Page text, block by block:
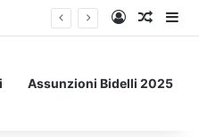
Accedi
Un
Assunzioni Bidelli 2025